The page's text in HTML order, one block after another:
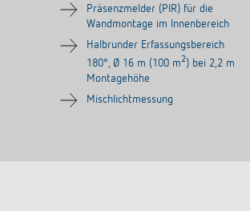
Präsenzmelder (PIR) für die
Wandmontage im Innenbereich
Halbrunder Erfassungsbereich
180°, Ø 16 m (100 m2) bei 2,2 m
Montagehöhe
Mischlichtmessung